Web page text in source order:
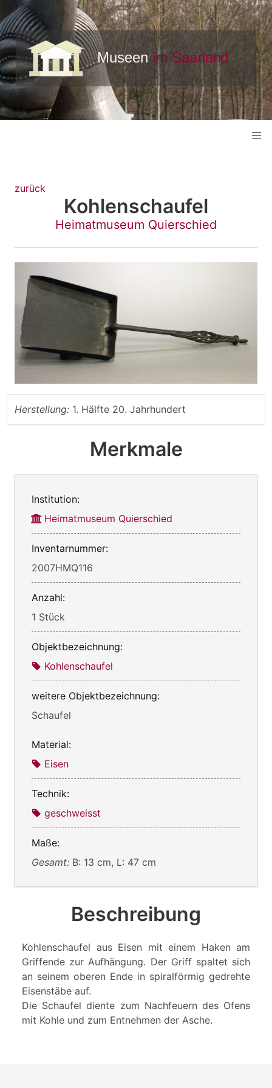
zurück
Kohlenschaufel
Heimatmuseum Quierschied
Herstellung: 1. Hälfte 20. Jahrhundert
Merkmale
Institution:
Heimatmuseum Quierschied
Inventarnummer:
2007HMQ116
Anzahl:
1 Stück
Objektbezeichnung:
Kohlenschaufel
weitere Objektbezeichnung:
Schaufel
Material:
Eisen
Technik:
geschweisst
Maße:
Gesamt: B: 13 cm, L: 47 cm
Beschreibung
Kohlenschaufel aus Eisen mit einem Haken am
Griffende zur Aufhängung. Der Griff spaltet sich
an seinem oberen Ende in spiralförmig gedrehte
Eisenstäbe auf.
Die Schaufel diente zum Nachfeuern des Ofens
mit Kohle und zum Entnehmen der Asche.